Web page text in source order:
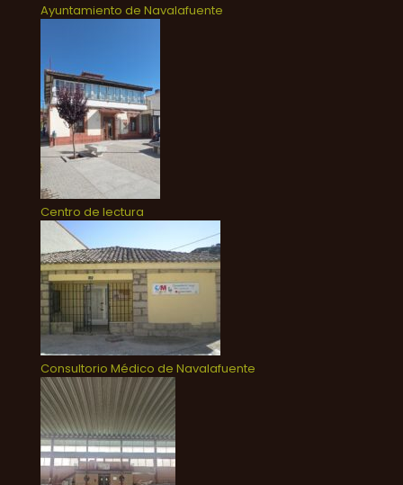
Ayuntamiento de Navalafuente
Centro de lectura
Consultorio Médico de Navalafuente